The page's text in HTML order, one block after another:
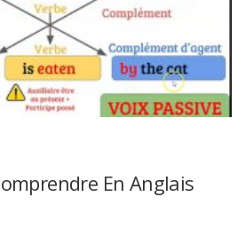
En Anglais